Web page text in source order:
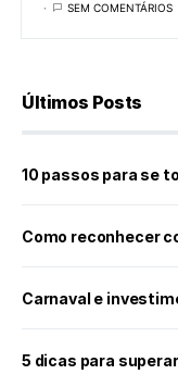
SEM COMENTÁRIOS
Últimos Posts
10 passos para se
Como reconhecer
Carnaval e
5 dicas para